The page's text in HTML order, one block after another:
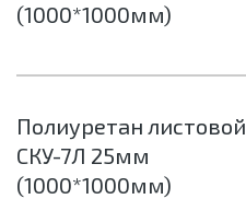
(1000*1000мм)
Полиуретан листовой
СКУ-7Л 25мм
(1000*1000мм)